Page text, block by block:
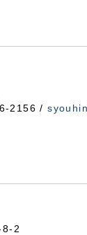
2156 /
8-2